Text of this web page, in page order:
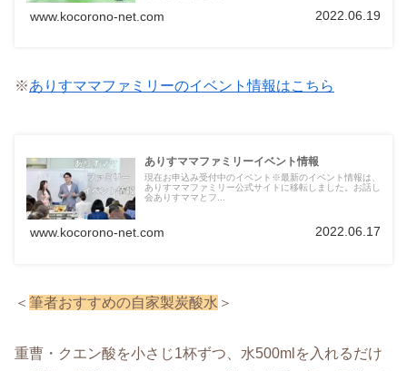
www.kocorono-net.com 2022.06.19
※ありすママファミリーのイベント情報はこちら
ありすママファミリーイベント情報
現在お申込み受付中のイベント※最新のイベント情報は、
ありすママファミリー公式サイトに移転しました。お話し
会ありすママとフ...
www.kocorono-net.com 2022.06.17
＜ 筆者おすすめの自家製炭酸水 ＞
重曹・クエン酸を小さじ1杯ずつ、水500mlを入れるだけ